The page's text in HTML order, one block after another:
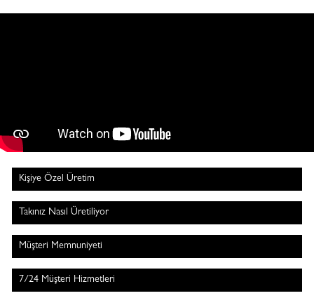
Kişiye Özel Üretim
Takınız Nasıl Üretiliyor
Müşteri Memnuniyeti
7/24 Müşteri Hizmetleri